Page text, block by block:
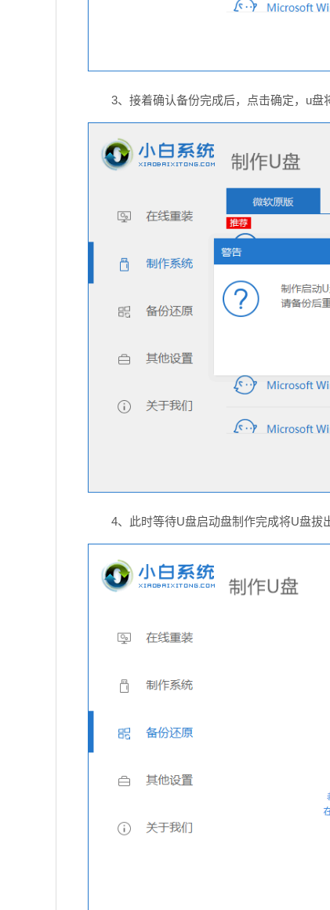
3、接着确认备份完成后，点击确定，u盘
4、此时等待U盘启动盘制作完成将U盘拔